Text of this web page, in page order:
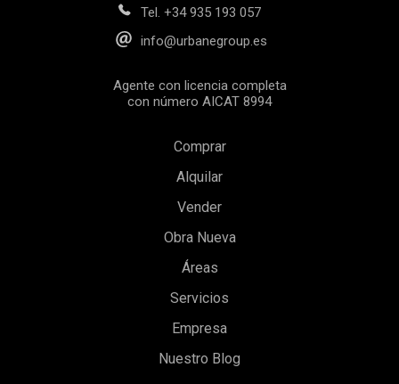
Tel. +34 935 193 057
info@urbanegroup.es
Agente con licencia completa
con número AICAT 8994
Comprar
Alquilar
Vender
Obra Nueva
Áreas
Servicios
Empresa
Nuestro Blog